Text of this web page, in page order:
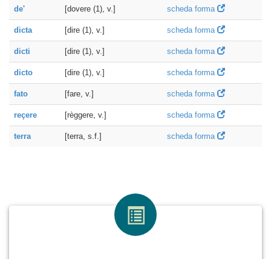
de' [dovere (1), v.] scheda forma
dicta [dire (1), v.] scheda forma
dicti [dire (1), v.] scheda forma
dicto [dire (1), v.] scheda forma
fato [fare, v.] scheda forma
reçere [règgere, v.] scheda forma
terra [terra, s.f.] scheda forma